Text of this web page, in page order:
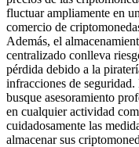
fluctuar ampliamente en
comercio de
Además, el
centralizado conlleva
pérdida debido a la
infracciones de
busque asesoramiento
en cualquier actividad
cuidadosamente las
almacenar sus